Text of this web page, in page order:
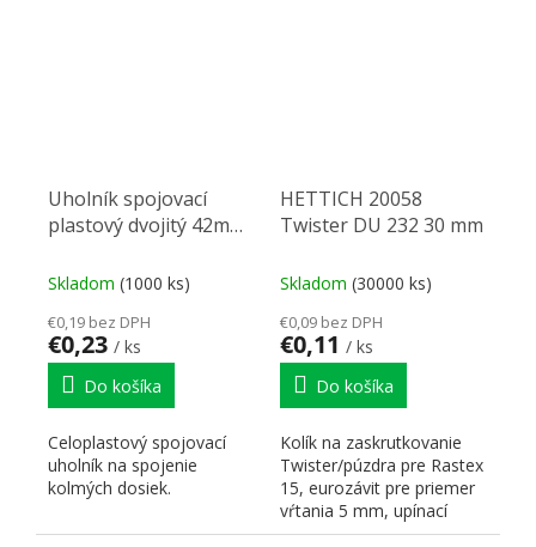
Uholník spojovací
plastový dvojitý 42mm
Skladom (1000 ks)
€0,19 bez DPH
€0,23 / ks
Do košíka
Celoplastový spojovací
uholník na spojenie
kolmých dosiek.
HETTICH 20058
Twister DU 232 30 mm
Skladom (30000 ks)
€0,09 bez DPH
€0,11 / ks
Do košíka
Kolík na zaskrutkovanie
Twister/púzdra pre Rastex
15, eurozávit pre priemer
vŕtania 5 mm, upínací
rozmer 30 mm, oceľ...